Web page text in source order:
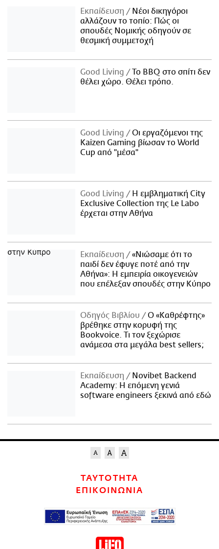
Εκπαίδευση
Νέοι δικηγόροι
αλλάζουν το τοπίο: Πώς οι
σπουδές Νομικής οδηγούν σε
θεσμική συμμετοχή
Good Living
Το BBQ στο σπίτι δεν
θέλει χώρο. Θέλει τρόπο.
Good Living
Οι εργαζόμενοι της
Kaizen Gaming βίωσαν το World
Cup από "μέσα"
Good Living
Η εμβληματική City
Exclusive Collection της Le Labo
έρχεται στην Αθήνα
Εκπαίδευση
«Νιώσαμε ότι το
παιδί δεν έφυγε ποτέ από την
Αθήνα»: Η εμπειρία οικογενειών
που επέλεξαν σπουδές στην Κύπρο
Οδηγός Βιβλίου
Ο «Καθρέφτης»
βρέθηκε στην κορυφή της
Bookvoice. Τι τον ξεχώρισε
ανάμεσα στα μεγάλα best sellers;
Εκπαίδευση
Novibet Backend
Academy: Η επόμενη γενιά
software engineers ξεκινά από εδώ
ΤΑΥΤΟΤΗΤΑ
ΕΠΙΚΟΙΝΩΝΙΑ